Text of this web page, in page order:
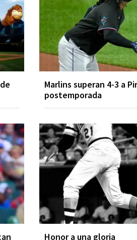
Marlins superan 4-3 a
postemporada
Honor a una gloria